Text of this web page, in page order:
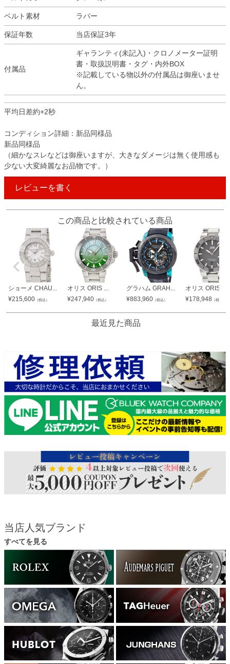
ベルト素材 ラバー
保証年数 当店保証3年
付属品
ギャランティ(未記入)・クロノメーター証明
書・取扱説明書・タグ・内外BOX
※記載している物以外の付属品は御座いませ
ん。
平均日差約+2秒
コンディション詳細：新品同様品
新品同様品
（細かなスレなどは御座いますが、大きなダメージは無く使用感も
少ない大変綺麗なお品物です。）
レビューを書く
この商品と比較されている商品
ショーメ CHAU...
¥215,600 （税込）
オリス ORIS ...
¥247,940 （税込）
グラハム GRAH...
¥883,960 （税込）
オリス ORIS ...
¥178,948 （税込）
最近見た商品
当店人気ブランド
すべてを見る